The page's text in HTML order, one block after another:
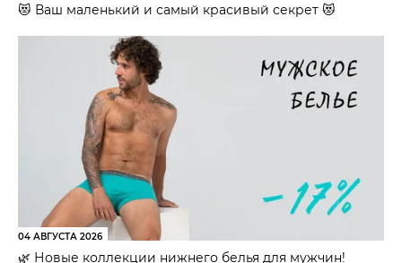
😻 Ваш маленький и самый красивый секрет 😻
04 АВГУСТА 2026
🌿 Новые коллекции нижнего белья для мужчин!